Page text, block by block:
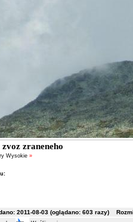
zraneneho
Wysokie »
2011-08-03 (oglądano: 603razy)